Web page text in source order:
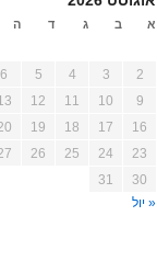
א ב ג ד ה
2
3
4
5
6
9
10
11
12
16
17
18
19
23
24
25
26
30
31
« יול